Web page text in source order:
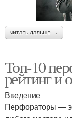
читать дальше →
Топ-10
рейтинг и
Введение
Перфораторы —